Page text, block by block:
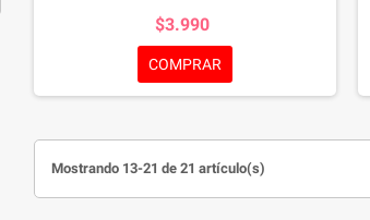
leonina, Ancylostoma caninum, Uncinaria
$3.990
COMPRAR
Mostrando 13-21 de 21 artículo(s)